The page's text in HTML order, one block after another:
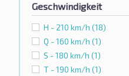
Geschwindigkeit
H - 210 km/h (18)
Q - 160 km/h (1)
S - 180 km/h (1)
T - 190 km/h (1)